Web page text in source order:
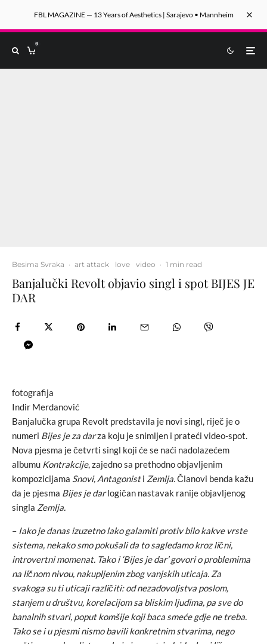
FBL MAGAZINE — 13 Years of Aesthetics | Sarajevo • Mannheim
0
Besima Svraka · art attack love video · 1 min read
Banjalučki Revolt objavio singl i spot BIJES JE
DAR
fotografija
Indir Merdanović
Banjalučka grupa Revolt predstavila je novi singl, riječ je o
numeri Bijes je za darza koju je snimljen i prateći video-spot.
Nova pjesma je četvrti singl koji će se naći nadolazećem
albumu Kontrakcije, zajedno sa prethodno objavljenim
kompozicijama Snovi, Antagonisti Zemlja.Članovi benda kažu
da je pjesma Bijes je darlogičan nastavak ranije objavljenog
singla Zemlja.
– Iako je danas izuzetno lako galamiti protiv bilo kakve vrste
sistema, nekako smo pokušali da to sagledamo kroz lični,
introvertni momenat. Tako i ‘Bijes je dar’ govori o problemima
na ličnom nivou, nakupljenim zbog vanjskih uticaja. Za
svakoga su ti uticaji različiti: od nezadovoljstva poslom,
stanjem u društvu, korelacijom sa bliskim ljudima, pa sve do
banalnih stvari, poput komšije koji baca smeće gdje ne treba.
Tako se i u pjesmi nismo bavili konkretnim stvarima, nego